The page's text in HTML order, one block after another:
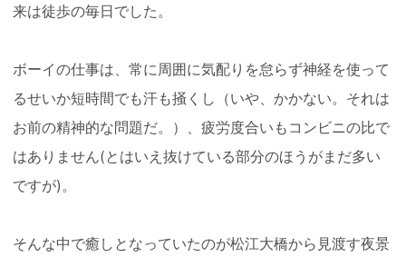
来は徒歩の毎日でした。
ボーイの仕事は、常に周囲に気配りを怠らず神経を使って
るせいか短時間でも汗も掻くし（いや、かかない。それは
お前の精神的な問題だ。）、疲労度合いもコンビニの比で
はありません(とはいえ抜けている部分のほうがまだ多い
ですが)。
そんな中で癒しとなっていたのが松江大橋から見渡す夜景